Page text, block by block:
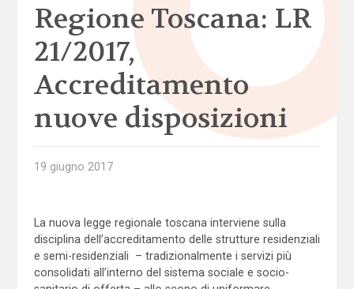
Regione Toscana: LR
21/2017,
Accreditamento
nuove disposizioni
19 giugno 2017
La nuova legge regionale toscana interviene sulla
disciplina dell’accreditamento delle strutture residenziali
e semi-residenziali – tradizionalmente i servizi più
consolidati all’interno del sistema sociale e socio-